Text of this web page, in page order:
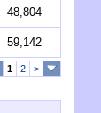
48,804
59,142
1 2 >